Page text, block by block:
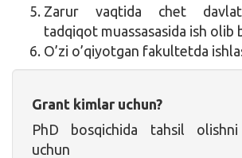
Zarur vaqtida chet
tadqiqot muassasasida ish olib
O’zi o’qiyotgan fakultetda
Grant kimlar uchun?
PhD bosqichida tahsil
uchun